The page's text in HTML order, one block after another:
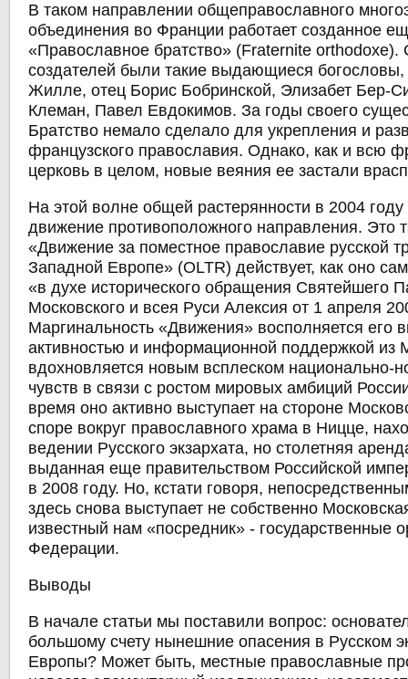
В таком направлении общеправославного
объединения во Франции работает созданное
«Православное братство» (Fraternite orthodoxe).
создателей были такие выдающиеся богословы,
Жилле, отец Борис Бобринской, Элизабет Бер-
Клеман, Павел Евдокимов. За годы своего
Братство немало сделало для укрепления и
французского православия. Однако, как и всю
церковь в целом, новые веяния ее застали
На этой волне общей растерянности в 2004
движение противоположного направления. Это
«Движение за поместное православие русской
Западной Европе» (OLTR) действует, как оно
«в духе исторического обращения Святейшего
Московского и всея Руси Алексия от 1 апреля
Маргинальность «Движения» восполняется
активностью и информационной поддержкой из
вдохновляется новым всплеском национально-
чувств в связи с ростом мировых амбиций
время оно активно выступает на стороне
споре вокруг православного храма в Ницце,
ведении Русского экзархата, но столетняя
выданная еще правительством Российской
в 2008 году. Но, кстати говоря,
здесь снова выступает не собственно
известный нам «посредник» - государственные
Федерации.
Выводы
В начале статьи мы поставили вопрос:
большому счету нынешние опасения в Русском
Европы? Может быть, местные православные